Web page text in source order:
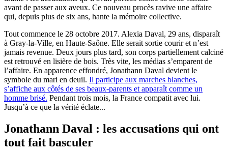
avant de passer aux aveux. Ce nouveau procès ravive une affaire
qui, depuis plus de six ans, hante la mémoire collective.
Tout commence le 28 octobre 2017. Alexia Daval, 29 ans, disparaît
à Gray-la-Ville, en Haute-Saône. Elle serait sortie courir et n’est
jamais revenue. Deux jours plus tard, son corps partiellement calciné
est retrouvé en lisière de bois. Très vite, les médias s’emparent de
l’affaire. En apparence effondré, Jonathann Daval devient le
symbole du mari en deuil. Il participe aux marches blanches,
s’affiche aux côtés de ses beaux-parents et apparaît comme un
homme brisé. Pendant trois mois, la France compatit avec lui.
Jusqu’à ce que la vérité éclate...
Jonathann Daval : les accusations qui ont
tout fait basculer